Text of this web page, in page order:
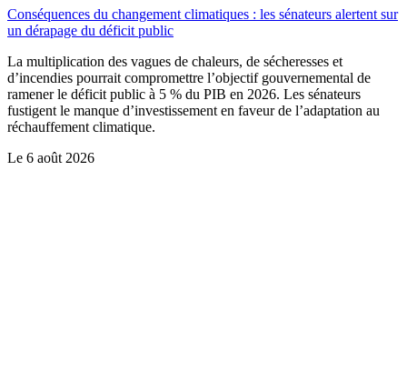
Conséquences du changement climatiques : les sénateurs alertent sur
un dérapage du déficit public
La multiplication des vagues de chaleurs, de sécheresses et
d’incendies pourrait compromettre l’objectif gouvernemental de
ramener le déficit public à 5 % du PIB en 2026. Les sénateurs
fustigent le manque d’investissement en faveur de l’adaptation au
réchauffement climatique.
Le 6 août 2026